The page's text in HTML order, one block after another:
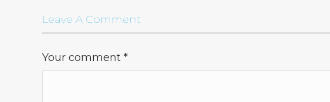
Leave A Comment
Your comment *